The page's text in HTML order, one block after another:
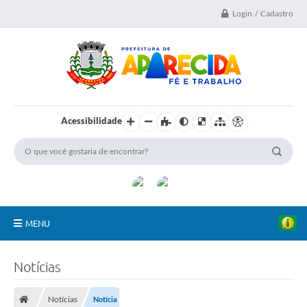
Login / Cadastro
Acessibilidade
MENU
Notícias
Notícias Notícia